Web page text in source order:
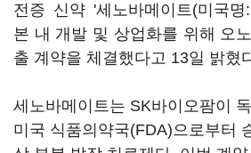
전증 신약 '세노바메이트(미국
본 내 개발 및 상업화를 위해 오
출 계약을 체결했다고 13일 밝혔
세노바메이트는 SK바이오팜이
미국 식품의약국(FDA)으로부터